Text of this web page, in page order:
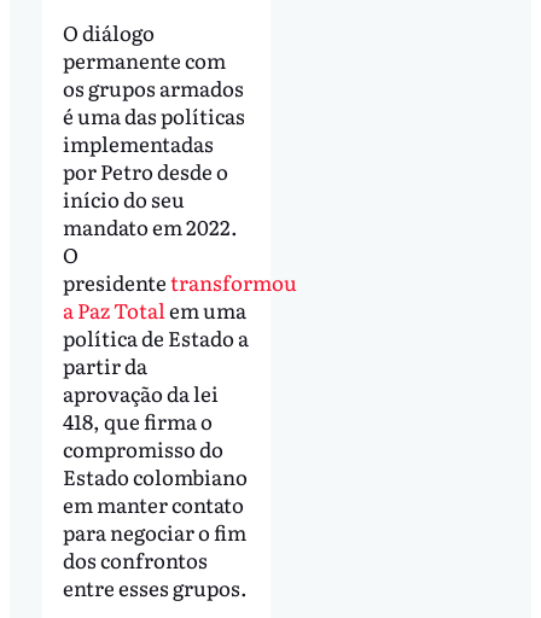
O diálogo
permanente com
os grupos armados
é uma das políticas
implementadas
por Petro desde o
início do seu
mandato em 2022.
O
presidentetransformou
a Paz Total em uma
política de Estado a
partir da
aprovação da lei
418, que firma o
compromisso do
Estado colombiano
em manter contato
para negociar o fim
dos confrontos
entre esses grupos.